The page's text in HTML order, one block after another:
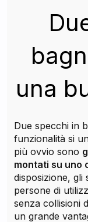
una
Due specchi in
funzionalità si
più ovvio sono
montati su uno
disposizione, gli
persone di
senza collisioni
un grande